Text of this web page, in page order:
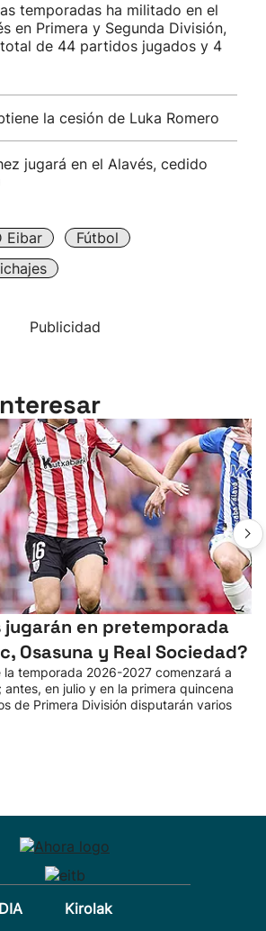
temporadas ha militado en el
en Primera y Segunda División,
de 44 partidos jugados y 4
la cesión de Luka Romero
jugará en el Alavés, cedido
Eibar
Fútbol
Publicidad
jugarán en pretemporada
Osasuna y Real Sociedad?
la temporada 2026-2027 comenzará a
en julio y en la primera quincena
de Primera División disputarán varios
Kirolak